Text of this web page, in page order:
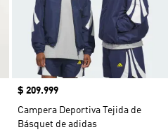
Precio
$ 209.999
Campera Deportiva Tejida de
Básquet de adidas